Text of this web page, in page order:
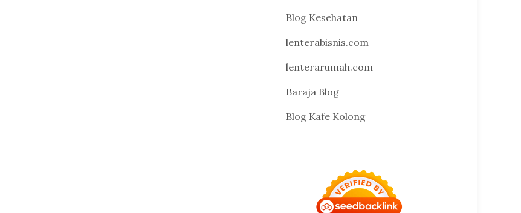
Blog Kesehatan
lenterabisnis.com
lenterarumah.com
Baraja Blog
Blog Kafe Kolong